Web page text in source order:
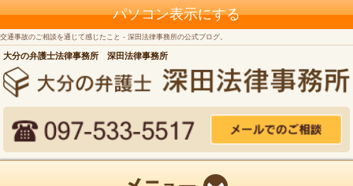
パソコン表示にする
交通事故のご相談を通じて感じたこと - 深田法律事務所の公式ブログ。
大分の弁護士法律事務所 深田法律事務所